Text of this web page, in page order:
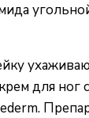
для ног